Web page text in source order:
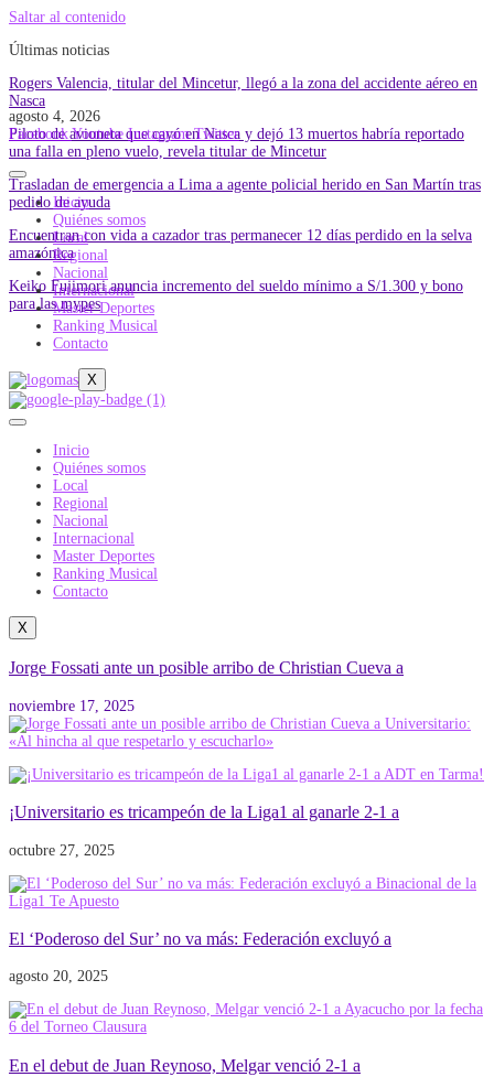
Saltar al contenido
Últimas noticias
Rogers Valencia, titular del Mincetur, llegó a la zona del accidente aéreo en
Nasca
Piloto de avioneta que cayó en Nasca y dejó 13 muertos habría reportado
una falla en pleno vuelo, revela titular de Mincetur
Trasladan de emergencia a Lima a agente policial herido en San Martín tras
pedido de ayuda
Encuentran con vida a cazador tras permanecer 12 días perdido en la selva
amazónica
Keiko Fujimori anuncia incremento del sueldo mínimo a S/1.300 y bono
para las mypes
agosto 4, 2026
Facebook Youtube Instagram Twitter
Inicio
Quiénes somos
Local
Regional
Nacional
Internacional
Master Deportes
Ranking Musical
Contacto
X
Inicio
Quiénes somos
Local
Regional
Nacional
Internacional
Master Deportes
Ranking Musical
Contacto
X
Jorge Fossati ante un posible arribo de Christian Cueva a
noviembre 17, 2025
¡Universitario es tricampeón de la Liga1 al ganarle 2-1 a
octubre 27, 2025
El ‘Poderoso del Sur’ no va más: Federación excluyó a
agosto 20, 2025
En el debut de Juan Reynoso, Melgar venció 2-1 a